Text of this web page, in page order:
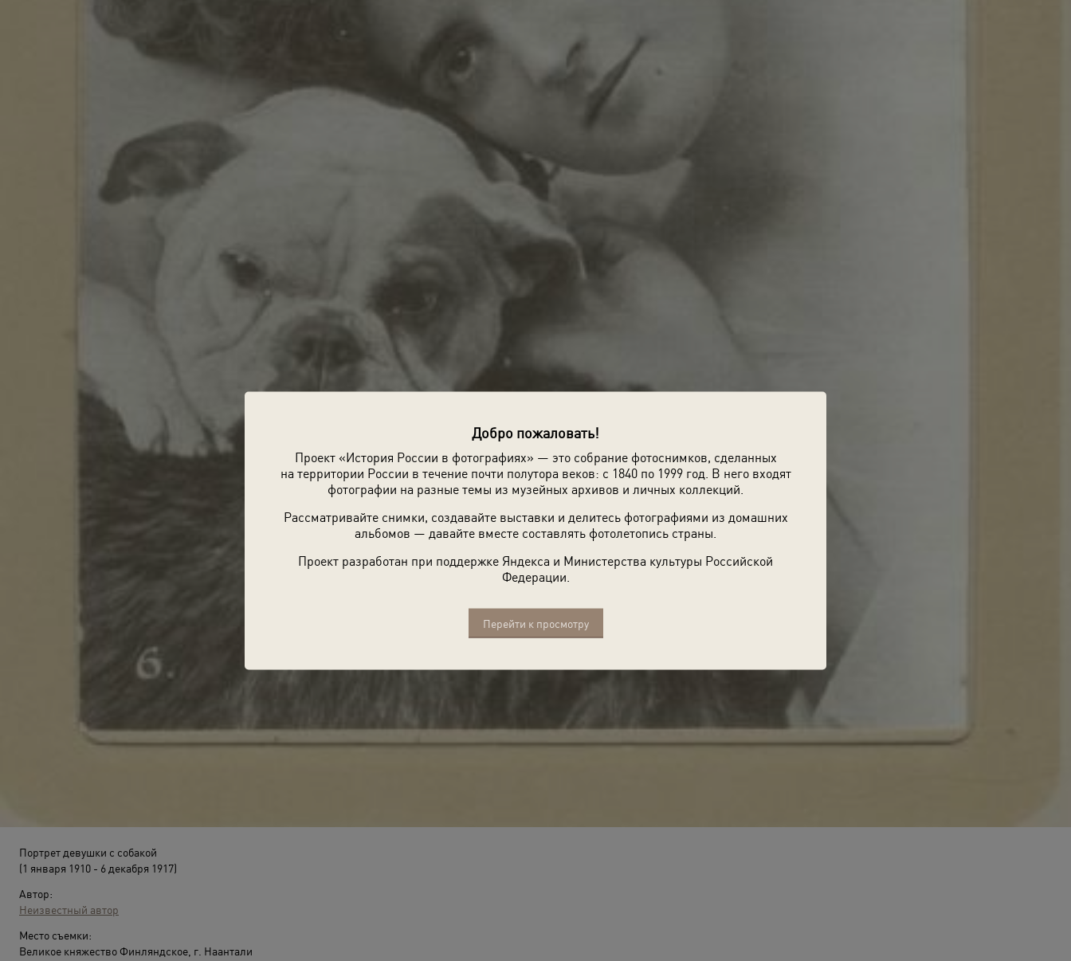
Добро пожаловать!
Проект «История России в фотографиях» — это собрание фотоснимков, сделанных
на территории России в течение почти полутора веков: с 1840 по 1999 год. В него входят
фотографии на разные темы из музейных архивов и личных коллекций.
Рассматривайте снимки, создавайте выставки и делитесь фотографиями из домашних
альбомов — давайте вместе составлять фотолетопись страны.
Проект разработан при поддержке Яндекса и Министерства культуры Российской
Федерации.
Перейти к просмотру
Портрет девушки с собакой
(1 января 1910 - 6 декабря 1917)
Автор:
Неизвестный автор
Место съемки:
Великое княжество Финляндское, г. Наантали